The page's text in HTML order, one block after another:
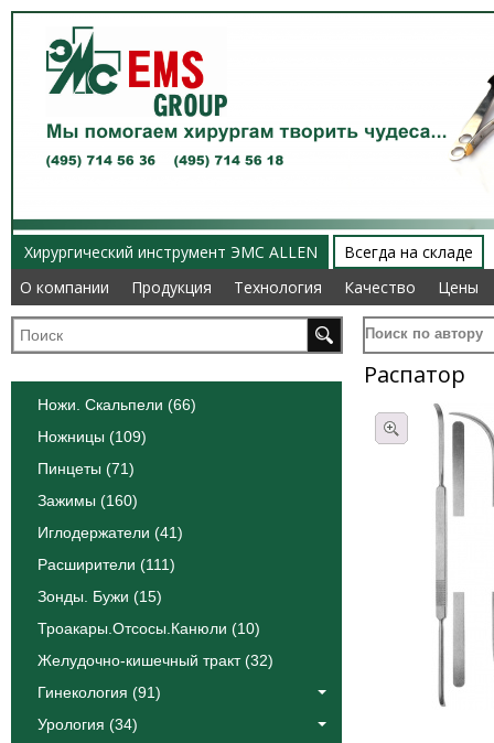
Хирургический инструмент ЭМС ALLEN
О компании
Продукция Технология Качество Цены
Всегда на складе
О компании
Продукция Технология Качество Цены
Поиск по автору
Ножи. Скальпели (66)
Ножницы (109)
Пинцеты (71)
Зажимы (160)
Иглодержатели (41)
Расширители (111)
Зонды. Бужи (15)
Троакары.Отсосы.Канюли (10)
Желудочно-кишечный тракт (32)
Гинекология (91)
Урология (34)
Распатор